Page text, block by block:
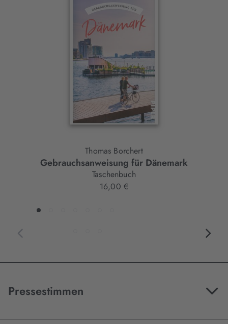
Thomas Borchert
Gebrauchsanweisung für Dänemark
Taschenbuch
16,00 €
Pressestimmen